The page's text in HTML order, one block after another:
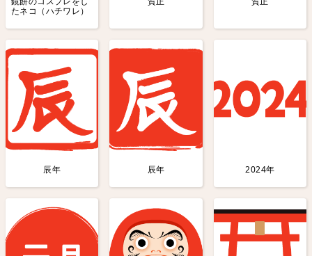
たネコ（ハチワレ）
辰年 辰年 2024年